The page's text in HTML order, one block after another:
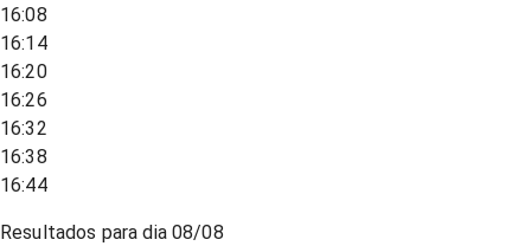
16:08
16:14
16:20
16:26
16:32
16:38
16:44
Resultados para dia08/08